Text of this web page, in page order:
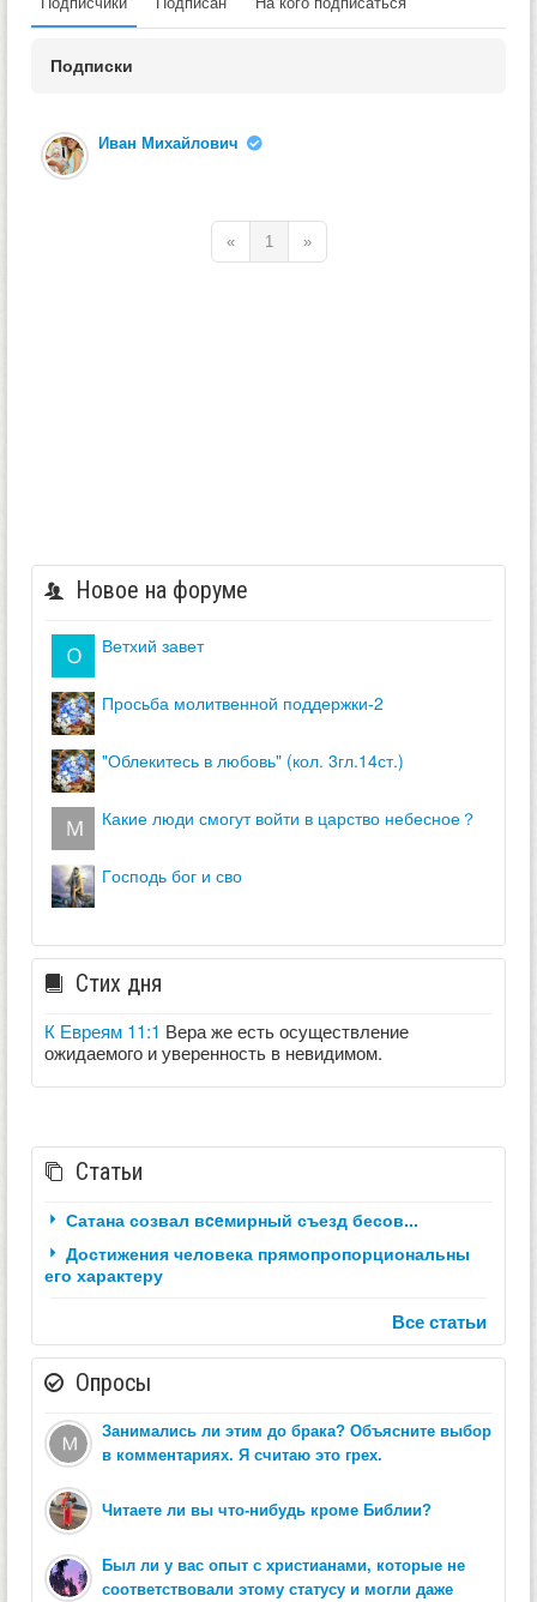
Подписки
Иван Михайлович
« 1 »
Новое на форуме
ветхий завет
просьба молитвенной поддержки-2
"облекитесь в любовь" (кол. 3гл.14ст.)
какие люди смогут войти в царство небесное？
господь бог и сво
Стих дня
К Евреям 11:1 Вера же есть осуществление
ожидаемого и уверенность в невидимом.
Статьи
Сатана созвал вceмирный съезд бесов...
Достижения человека прямопропорциональны
его характеру
Все статьи
Опросы
Занимались ли этим до брака? Объясните выбор
в комментариях. Я считаю это грех.
Читаете ли вы что-нибудь кроме Библии?
Был ли у вас опыт с христианами, которые не
соответствовали этому статусу и могли даже